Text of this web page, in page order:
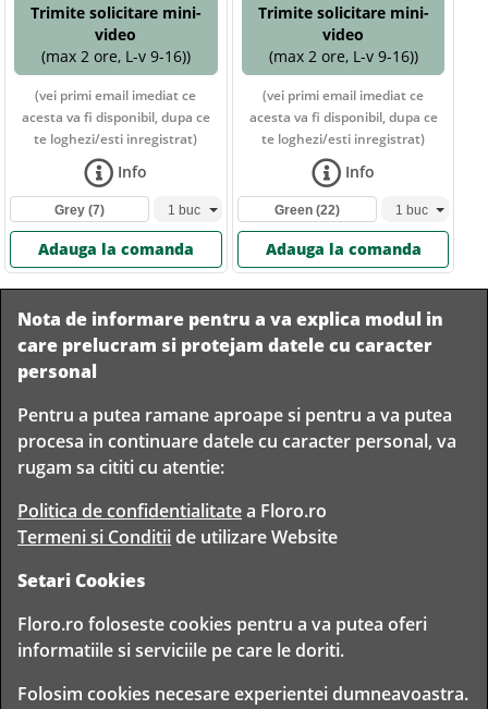
Trimite solicitare mini-
video
(max 2 ore, L-v 9-16))
(vei primi email imediat ce
acesta va fi disponibil, dupa ce
te loghezi/esti inregistrat)
Info
Grey (7)
Adauga la comanda
Trimite solicitare mini-
video
(max 2 ore, L-v 9-16))
(vei primi email imediat ce
acesta va fi disponibil, dupa ce
te loghezi/esti inregistrat)
Info
Green(22)
Adauga la comanda
Livrare
rapida
Livram in
orice
Romania
Garantam
TIMP PENTRU
FLORISTI
Copyright © 2020 Toate drepturile rezervate
FLORO CLUB FLORIST S.R.L. - CUI 30314943
Nota de informare pentru a va explica modul in
care prelucram si protejam datele cu caracter
personal
Pentru a putea ramane aproape si pentru a va putea
procesa in continuare datele cu caracter personal, va
rugam sa cititi cu atentie:
Politica de confidentialitatea Floro.ro
Termeni si Conditiide utilizare Website
Setari Cookies
Floro.ro foloseste cookies pentru a va putea oferi
informatiile si serviciile pe care le doriti.
Folosim cookies necesare experientei dumneavoastra.